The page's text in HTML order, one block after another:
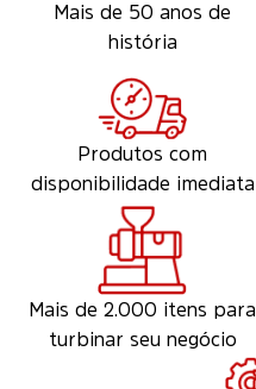
Mais de 50 anos de
história
Produtos com
disponibilidade imediata
Mais de 2.000 itens para
turbinar seu negócio